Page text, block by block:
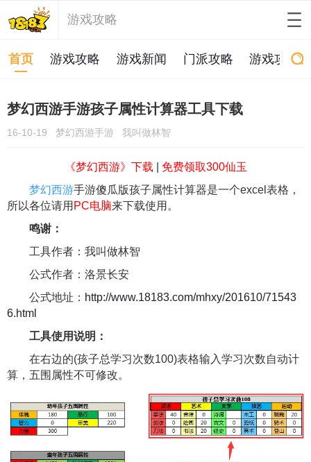
游戏攻略
首页 游戏攻略 游戏新闻 门派攻略 游戏攻略
梦幻西游手游孩子属性计算器工具下载
16-10-19 梦幻西游手游 我叫做林智
《梦幻西游》下载
免费领取300仙玉
梦幻西游手游傻瓜版孩子属性计算器是一个excel表格，
所以各位请用 PC电脑来下载使用。
鸣谢：
工具作者：我叫做林智
公式作者：洛景长安
公式地址： http://www.18183.com/mhxy/201610/71543
6.html
工具使用说明：
在右边的(孩子总学习次数100)表格输入学习次数自动计
算，五围属性不可修改。